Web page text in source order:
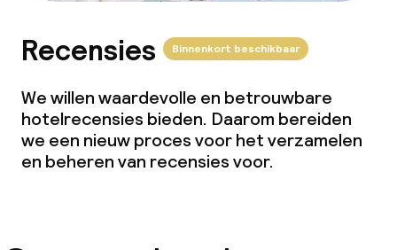
Recensies Binnenkort beschikbaar
We willen waardevolle en betrouwbare
hotelrecensies bieden. Daarom bereiden
we een nieuw proces voor het verzamelen
en beheren van recensies voor.